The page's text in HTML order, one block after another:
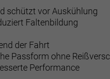
schützt vor Auskühlung
Faltenbildung
der Fahrt
Passform ohne
Performance